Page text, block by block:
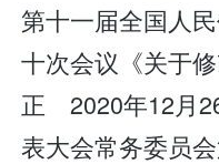
第十一届全国人
十次会议《关于
正 2020年12月
表大会常务委员